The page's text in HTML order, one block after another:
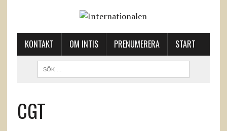
KONTAKT OM INTIS PRENUMERERA START
CGT